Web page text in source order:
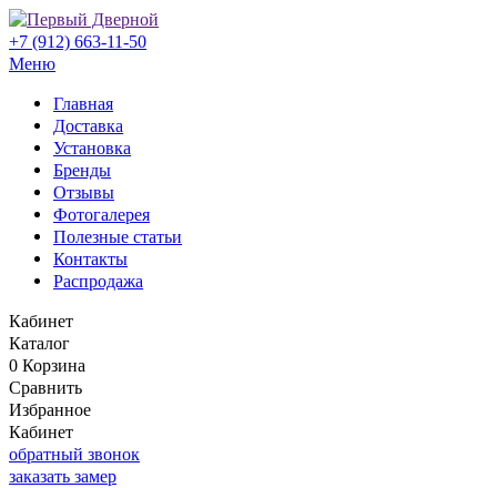
+7 (912) 663-11-50
Меню
Главная
Доставка
Установка
Бренды
Отзывы
Фотогалерея
Полезные статьи
Контакты
Распродажа
Кабинет
Каталог
0 Корзина
Сравнить
Избранное
Кабинет
обратный звонок
заказать замер